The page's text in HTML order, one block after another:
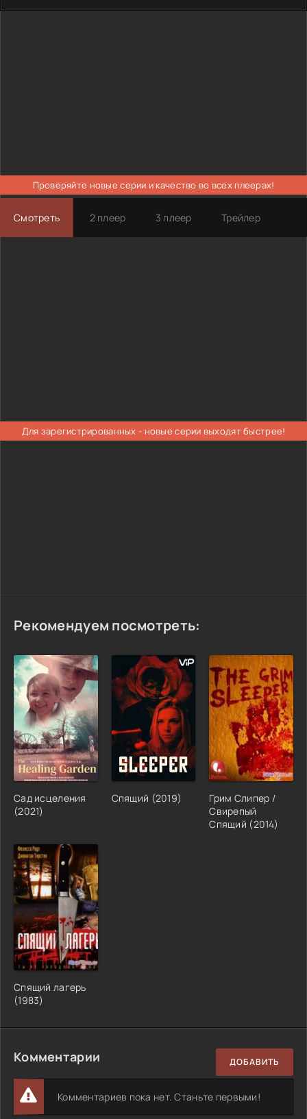
Проверяйте новые серии и качество во всех плеерах!
Смотреть 2 плеер 3 плеер Трейлер
Для зарегистрированных - новые серии выходят быстрее!
Рекомендуем посмотреть:
Сад исцеления
(2021)
Спящий (2019)
Грим Слипер /
Свирепый
Спящий (2014)
Спящий лагерь
(1983)
Комментарии ДОБАВИТЬ
Комментариев пока нет. Станьте первыми!